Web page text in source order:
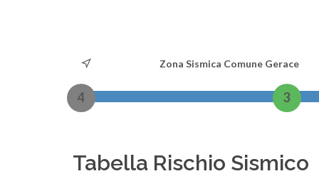
Zona Sismica Comune Gerace
4 3
Tabella Rischio Sismico